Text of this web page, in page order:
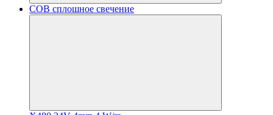
COB сплошное свечение